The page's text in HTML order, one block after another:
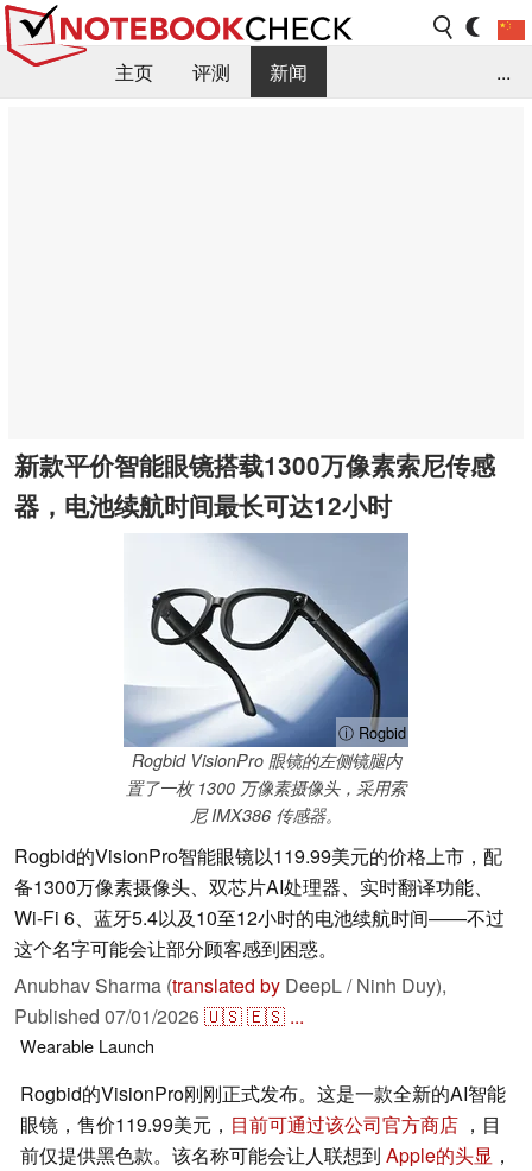
主页 评测
新闻
...
新款平价智能眼镜搭载1300万像素索尼传感
器，电池续航时间最长可达12小时
ⓘ Rogbid
Rogbid VisionPro 眼镜的左侧镜腿内
置了一枚 1300 万像素摄像头，采用索
尼 IMX386 传感器。
Rogbid的VisionPro智能眼镜以119.99美元的价格上市，配
备1300万像素摄像头、双芯片AI处理器、实时翻译功能、
Wi-Fi 6、蓝牙5.4以及10至12小时的电池续航时间——不过
这个名字可能会让部分顾客感到困惑。
Anubhav Sharma (translated by DeepL / Ninh Duy),
Published 07/01/2026🇺🇸🇪🇸 ...
Wearable Launch
Rogbid的VisionPro刚刚正式发布。这是一款全新的AI智能
眼镜，售价119.99美元， 目前可通过该公司官方商店 ，目
前仅提供黑色款。该名称可能会让人联想到 Apple的头显 ，